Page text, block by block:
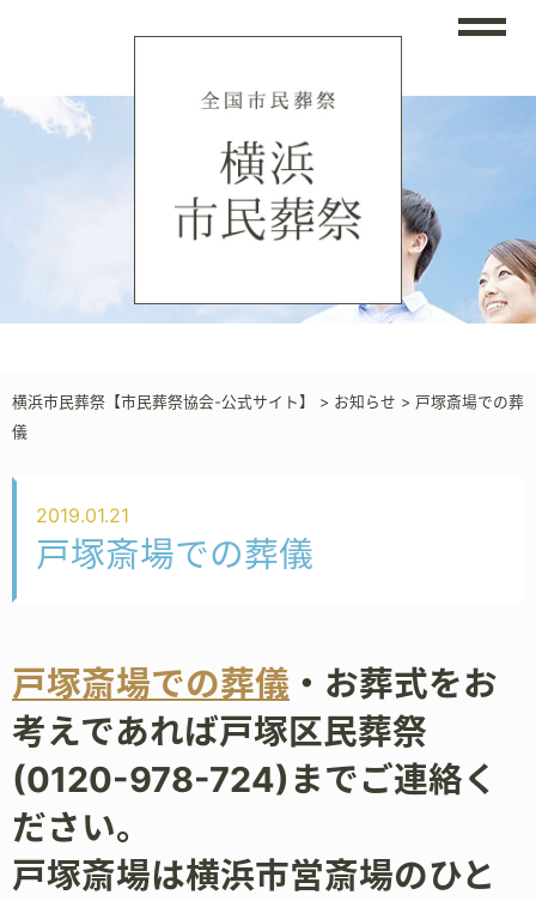
横浜市民葬祭【市民葬祭協会-公式サイト】 > お知らせ > 戸塚斎場での葬
儀
2019.01.21
戸塚斎場での葬儀
戸塚斎場での葬儀 ・お葬式をお
考えであれば戸塚区民葬祭
(0120-978-724)までご連絡く
ださい。
戸塚斎場は横浜市営斎場のひと